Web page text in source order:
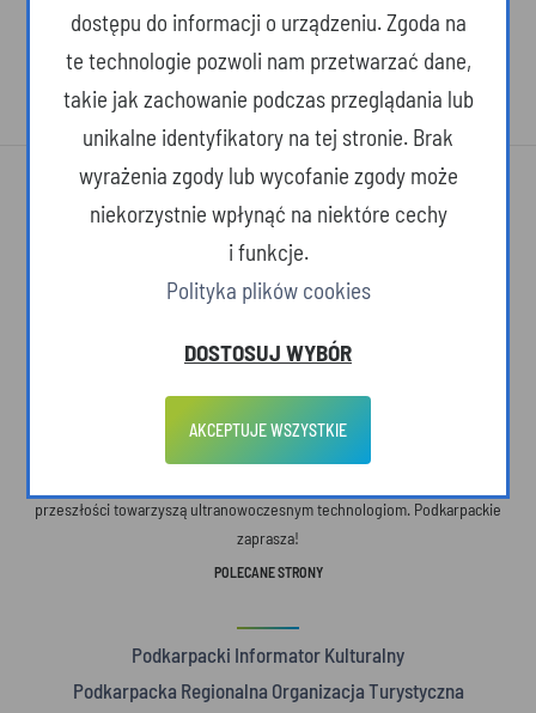
Województwo Podkarpackie. Przestrzeń otwarta – na ludzi, na pomysły, na
przeszłości towarzyszą ultranowoczesnym technologiom. Podkarpackie
zaprasza!
POLECANE STRONY
Podkarpacki Informator Kulturalny
Podkarpacka Regionalna Organizacja Turystyczna
dostępu do informacji o urządzeniu. Zgoda na
te technologie pozwoli nam przetwarzać dane,
takie jak zachowanie podczas przeglądania lub
unikalne identyfikatory na tej stronie. Brak
wyrażenia zgody lub wycofanie zgody może
niekorzystnie wpłynąć na niektóre cechy
i funkcje.
Polityka plików cookies
DOSTOSUJ WYBÓR
AKCEPTUJE WSZYSTKIE